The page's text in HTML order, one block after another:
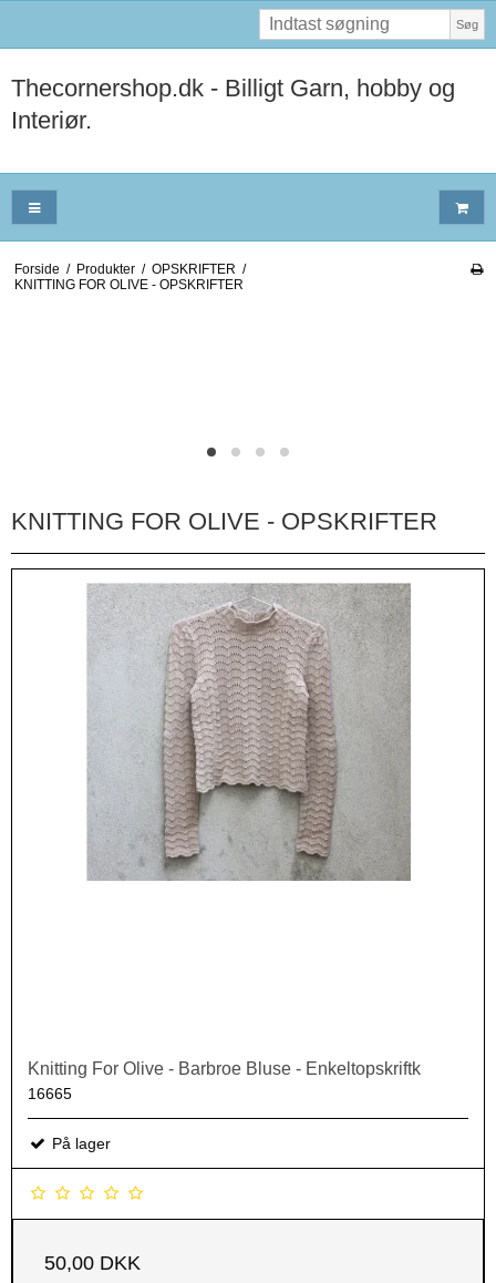
Søg
Thecornershop.dk - Billigt Garn, hobby og
Interiør.
Forside / Produkter / OPSKRIFTER /
KNITTING FOR OLIVE - OPSKRIFTER
KNITTING FOR OLIVE - OPSKRIFTER
Knitting For Olive - Barbroe Bluse - Enkeltopskriftk
16665
På lager
50,00 DKK